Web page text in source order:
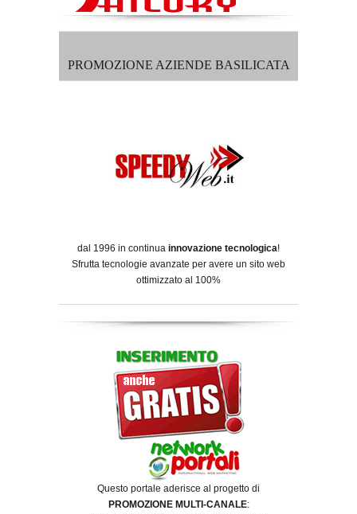
PROMOZIONE AZIENDE BASILICATA
dal 1996 in continua innovazione tecnologica!
Sfrutta tecnologie avanzate per avere un sito web
ottimizzato al 100%
Questo portale aderisce al progetto di
PROMOZIONE MULTI-CANALE: